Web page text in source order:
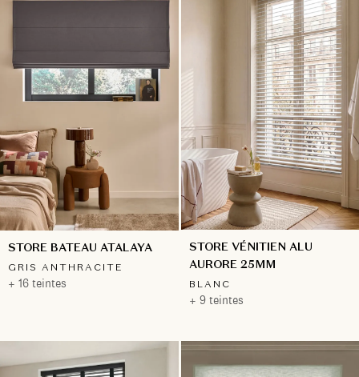
STORE BATEAU ATALAYA
GRIS ANTHRACITE
+ 16 teintes
STORE VÉNITIEN ALU
AURORE 25MM
BLANC
+ 9 teintes